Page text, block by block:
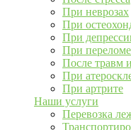
При неврозах
При
При
При
После травм
При
При артрите
Наши услуги
Перевозка